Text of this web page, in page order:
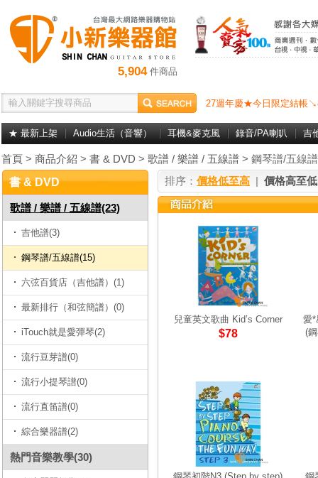
5,904件商品
27週年慶★今日限定結帳
★ 最新上架 Audio生活（音響） 耳機&麥克風 錄音/PA喇叭 吉
首頁 > 商品介紹 > 書 & DVD > 歌譜 / 樂譜 / 五線譜 > 鋼琴譜/五線譜
書 & DVD
歌譜 / 樂譜 / 五線譜(23)
吉他譜(3)
鋼琴譜/五線譜(15)
六弦百貨店（吉他譜）(1)
最新排行（和弦簡譜）(0)
iTouch就是愛彈琴(2)
流行豆芽譜(0)
流行小提琴譜(0)
流行直笛譜(0)
綜合樂器譜(2)
熱門音樂教學(30)
排序： 價格低至高 | 價格高至低
兒童英文歌曲 Kid’s Corner
$78
愛*
(